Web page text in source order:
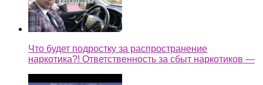
Что будет подростку за распространение
наркотика?! Ответственность за сбыт наркотиков —